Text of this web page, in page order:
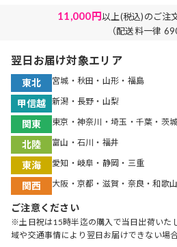
11,000円以上(税込)のご注
（配送料一律
翌日お届け対象エリア
東北 宮城・秋田・山形・福島
甲信越 新潟・長野・山梨
関東 東京・神奈川・埼玉・千葉・茨
北陸 富山・石川・福井
東海 愛知・岐阜・静岡・三重
関西 大阪・京都・滋賀・奈良・和歌山
ご注意ください
※土日祝は15時半迄の購入で当日出荷いた
域や交通事情により翌日お届けできない場